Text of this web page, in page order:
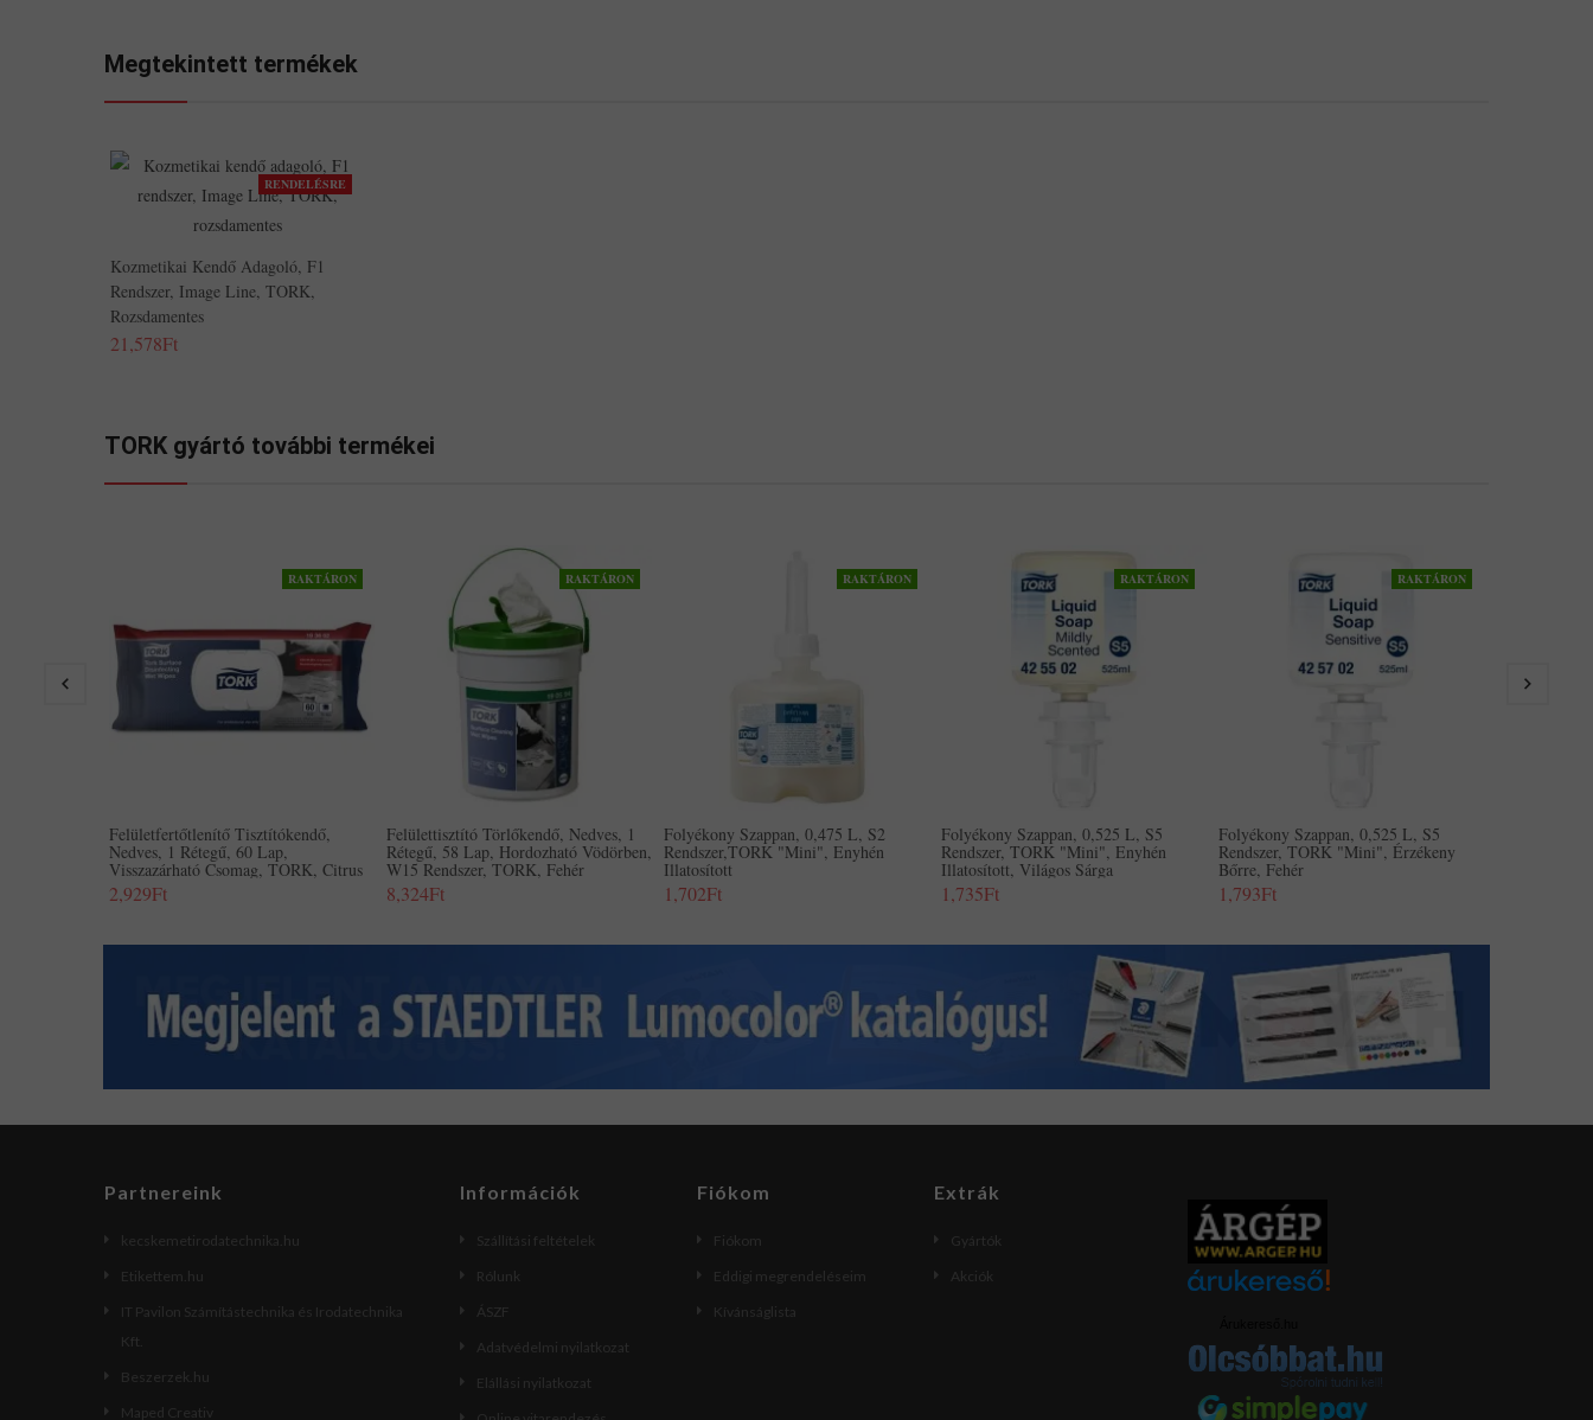
Megtekintett termékek
RENDELÉSRE
Kozmetikai Kendő Adagoló, F1
Rendszer, Image Line, TORK,
Rozsdamentes
21,578Ft
TORK gyártó további termékei
RAKTÁRON
Felületfertőtlenítő Tisztítókendő,
Nedves, 1 Rétegű, 60 Lap,
Visszazárható Csomag, TORK, Citrus
2,929Ft
RAKTÁRON
Felülettisztító Törlőkendő, Nedves, 1
Rétegű, 58 Lap, Hordozható Vödörben,
W15 Rendszer, TORK, Fehér
8,324Ft
RAKTÁRON
Folyékony Szappan, 0,475 L, S2
Rendszer,TORK "Mini", Enyhén
Illatosított
1,702Ft
RAKTÁRON
Folyékony Szappan, 0,525 L, S5
Rendszer, TORK "Mini", Enyhén
Illatosított, Világos Sárga
1,735Ft
RAKTÁRON
Folyékony Szappan, 0,525 L, S5
Rendszer, TORK "Mini", Érzékeny
Bőrre, Fehér
1,793Ft
Partnereink
kecskemetirodatechnika.hu
Etikettem.hu
IT Pavilon Számítástechnika és Irodatechnika
Kft.
Beszerzek.hu
Maped Creativ
Információk
Szállítási feltételek
Rólunk
ÁSZF
Adatvédelmi nyilatkozat
Elállási nyilatkozat
Fiókom
Fiókom
Eddigi megrendeléseim
Kívánságlista
Extrák
Gyártók
Akciók